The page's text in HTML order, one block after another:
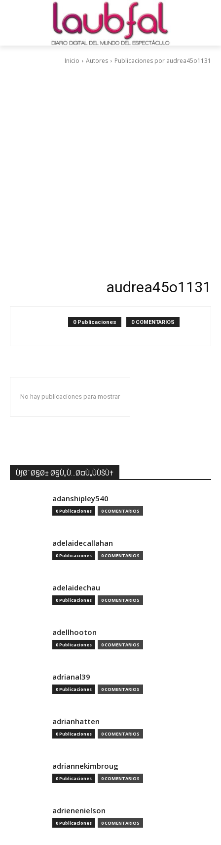
Inicio Autores Publicaciones por audrea45o1131
audrea45o1131
0 Publicaciones 0 COMENTARIOS
No hay publicaciones para mostrar
ÙƒØ¨Ø§Ø± Ø§Ù„Ù…Ø¤Ù„ÙÙŠÙ†
adanshipley540
0 Publicaciones 0 COMENTARIOS
adelaidecallahan
0 Publicaciones 0 COMENTARIOS
adelaidechau
0 Publicaciones 0 COMENTARIOS
adellhooton
0 Publicaciones 0 COMENTARIOS
adrianal39
0 Publicaciones 0 COMENTARIOS
adrianhatten
0 Publicaciones 0 COMENTARIOS
adriannekimbroug
0 Publicaciones 0 COMENTARIOS
adrienenielson
0 Publicaciones 0 COMENTARIOS